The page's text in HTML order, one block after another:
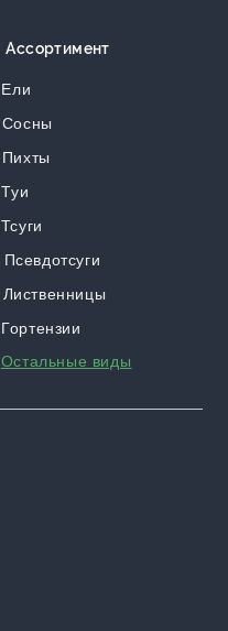
Ели
Ассортимент
Сосны
Пихты
Туи
Тсуги
Псевдотсуги
Лиственницы
Гортензии
Остальные виды